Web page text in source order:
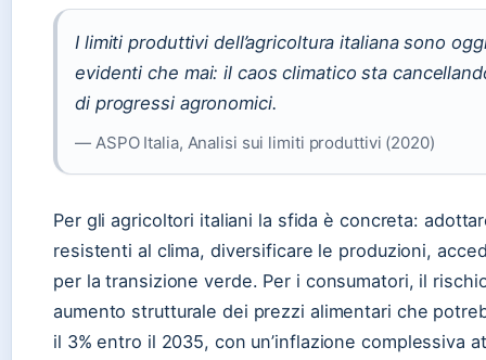
I limiti produttivi dell’agricoltura italiana sono
evidenti che mai: il caos climatico sta
di progressi agronomici.
— ASPO Italia, Analisi sui limiti produttivi (2020)
Per gli agricoltori italiani la sfida è concreta:
resistenti al clima, diversificare le produzioni,
per la transizione verde. Per i consumatori, il
aumento strutturale dei prezzi alimentari che
il 3% entro il 2035, con un’inflazione complessiva